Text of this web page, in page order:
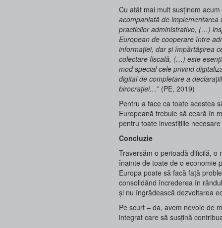
Cu atât mai mult susținem
acompaniată de
practicilor administrative, (…)
European de cooperare între
informației, dar și împărtășirea
colectare fiscală, (…) este
mod special cele privind
digital de completare a
birocrației…” (PE, 2019)
Pentru a face ca toate acestea
Europeană trebuie să ceară în
pentru toate investițiile
Concluzie
Traversăm o perioadă dificilă, o
înainte de toate de o economie
Europa poate să facă față
consolidând încrederea în
și nu îngrădească dezvoltarea
Pe scurt – da, avem nevoie de
integrat care să susțină